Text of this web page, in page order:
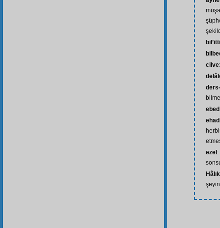
cilve
ebed
ezel
şeyin